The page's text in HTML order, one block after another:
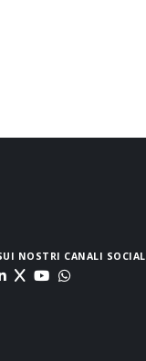
NOSTRI CANALI SOCIAL